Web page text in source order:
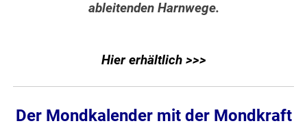
ableitenden Harnwege.
Hier erhältlich >>>
Der Mondkalender mit der Mondkraft